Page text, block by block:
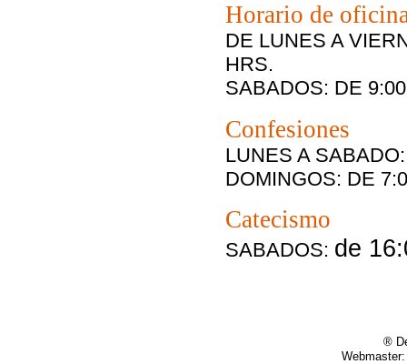
Horario de
DE LUNES A
HRS.
SABADOS: DE
Confesiones
LUNES A SABADO:
DOMINGOS: DE
Catecismo
SABADOS: de
®